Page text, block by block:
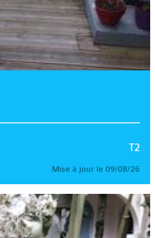
T2
Mise à jour le 09/08/26